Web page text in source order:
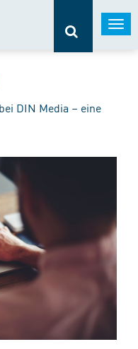
DIN Media – eine